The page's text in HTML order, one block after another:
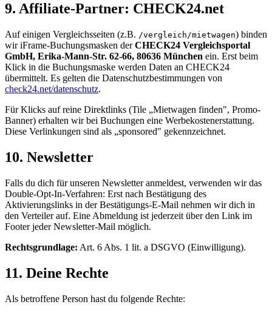
9. Affiliate-Partner: CHECK24.net
Auf einigen Vergleichsseiten (z.B. /vergleich/mietwagen) binden
wir iFrame-Buchungsmasken der CHECK24 Vergleichsportal
GmbH, Erika-Mann-Str. 62-66, 80636 München ein. Erst beim
Klick in die Buchungsmaske werden Daten an CHECK24
übermittelt. Es gelten die Datenschutzbestimmungen von
check24.net/datenschutz.
Für Klicks auf reine Direktlinks (Tile „Mietwagen finden", Promo-
Banner) erhalten wir bei Buchungen eine Werbekostenerstattung.
Diese Verlinkungen sind als „sponsored" gekennzeichnet.
10. Newsletter
Falls du dich für unseren Newsletter anmeldest, verwenden wir das
Double-Opt-In-Verfahren: Erst nach Bestätigung des
Aktivierungslinks in der Bestätigungs-E-Mail nehmen wir dich in
den Verteiler auf. Eine Abmeldung ist jederzeit über den Link im
Footer jeder Newsletter-Mail möglich.
Rechtsgrundlage: Art. 6 Abs. 1 lit. a DSGVO (Einwilligung).
11. Deine Rechte
Als betroffene Person hast du folgende Rechte: